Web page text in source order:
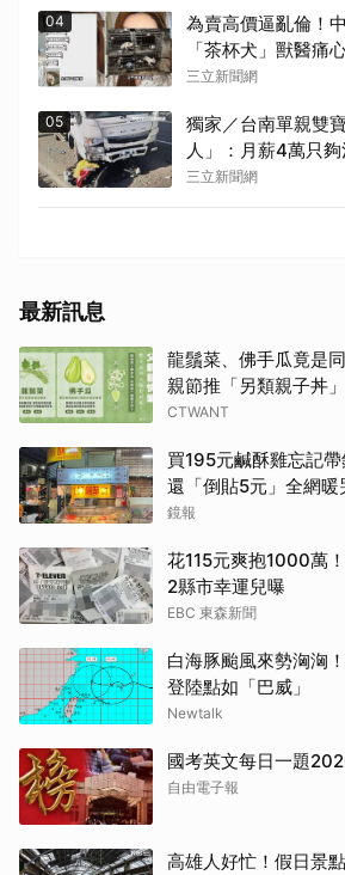
04
為賣高價逼亂倫！
「茶杯犬」獸醫痛
三立新聞網
05
獨家／台南單親雙
人」：月薪4萬只
關
三立新聞網
最新訊息
龍鬚菜、佛手瓜竟是
親節推「另類親子丼」
CTWANT
買195元鹹酥雞忘記
還「倒貼5元」全網
鏡報
花115元爽抱1000萬
2縣市幸運兒曝
EBC 東森新聞
白海豚颱風來勢洶洶
登陸點如「巴威」
Newtalk
國考英文每日一題
自由電子報
高雄人好忙！假日景